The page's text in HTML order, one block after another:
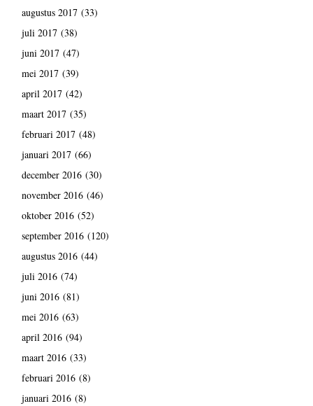
augustus 2017(33)
juli 2017(38)
juni 2017(47)
mei 2017(39)
april 2017(42)
maart 2017(35)
februari 2017(48)
januari 2017(66)
december 2016(30)
november 2016(46)
oktober 2016(52)
september 2016(120)
augustus 2016(44)
juli 2016(74)
juni 2016(81)
mei 2016(63)
april 2016(94)
maart 2016(33)
februari 2016(8)
januari 2016(8)